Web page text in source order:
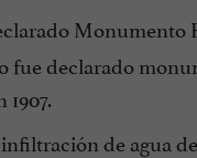
Monumento
fue declarado
infiltración de agua